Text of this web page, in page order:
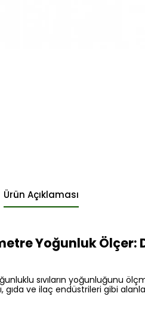
Ürün Açıklaması
Yoğunluk Ölçer:
sıvıların yoğunluğunu
gıda ve ilaç endüstrileri gibi